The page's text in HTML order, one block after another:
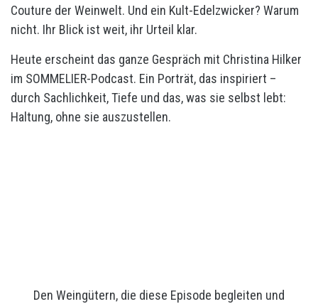
Couture der Weinwelt. Und ein Kult-Edelzwicker? Warum
nicht. Ihr Blick ist weit, ihr Urteil klar.
Heute erscheint das ganze Gespräch mit Christina Hilker
im SOMMELIER-Podcast. Ein Porträt, das inspiriert –
durch Sachlichkeit, Tiefe und das, was sie selbst lebt:
Haltung, ohne sie auszustellen.
Den Weingütern, die diese Episode begleiten und